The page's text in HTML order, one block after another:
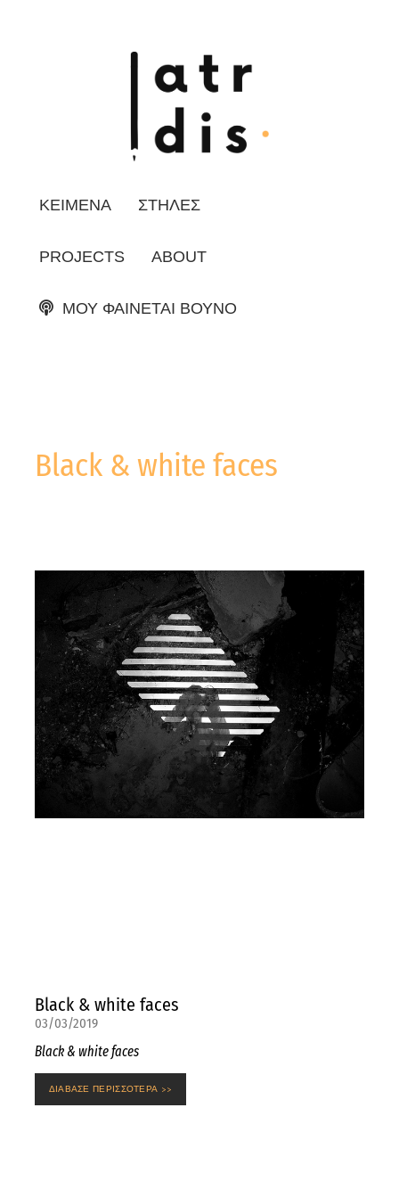
ΚΕΙΜΕΝΑ ΣΤΗΛΕΣ
PROJECTS ABOUT
ΜΟΥ ΦΑΙΝΕΤΑΙ ΒΟΥΝΟ
Black & white faces
Black & white faces
03/03/2019
Black & white faces
ΔΙΑΒΑΣΕ ΠΕΡΙΣΣΟΤΕΡΑ >>